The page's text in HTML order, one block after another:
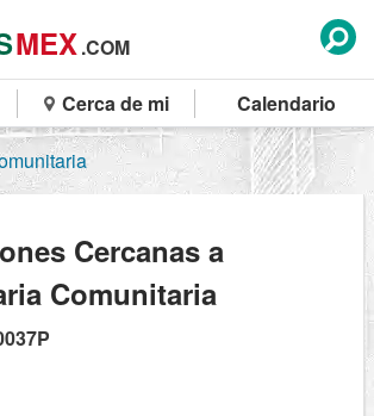
MEX.COM
Cerca de mi Calendario
Cercanas a
Comunitaria